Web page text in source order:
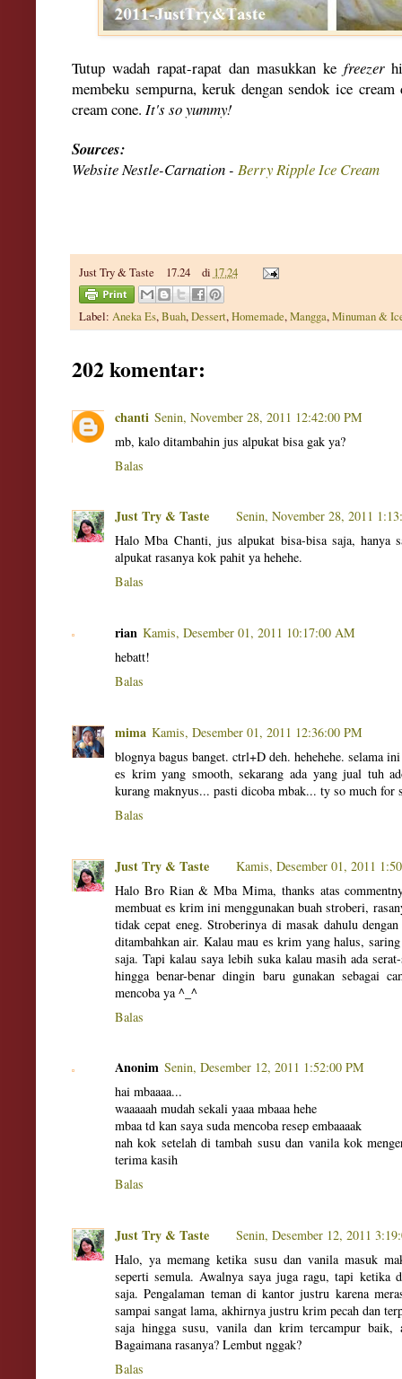
Tutup wadah rapat-rapat dan masukkan ke freezer
membeku sempurna, keruk dengan sendok ice
cream cone. It's so yummy!
Sources:
Website Nestle-Carnation - Berry Ripple Ice Cream
Just Try & Taste 17.24 di 17.24
Label: Aneka Es,Buah,Dessert,Homemade,Mangga,Minuman &
202 komentar:
chanti Senin, November 28, 2011 12:42:00 PM
mb, kalo ditambahin jus alpukat bisa gak ya?
Balas
Just Try & Taste
Senin, November 28, 2011
Halo Mba Chanti, jus alpukat bisa-bisa saja, hanya
alpukat rasanya kok pahit ya hehehe.
Balas
rian Kamis, Desember 01, 2011 10:17:00 AM
hebatt!
Balas
mima Kamis, Desember 01, 2011 12:36:00 PM
blognya bagus banget. ctrl+D deh. hehehehe. selama
es krim yang smooth, sekarang ada yang jual tuh
kurang maknyus... pasti dicoba mbak... ty so much for
Balas
Just Try & Taste
Kamis, Desember 01, 2011
Halo Bro Rian & Mba Mima, thanks atas
membuat es krim ini menggunakan buah stroberi,
tidak cepat eneg. Stroberinya di masak dahulu
ditambahkan air. Kalau mau es krim yang halus,
saja. Tapi kalau saya lebih suka kalau masih ada
hingga benar-benar dingin baru gunakan sebagai
mencoba ya ^_^
Balas
Anonim Senin, Desember 12, 2011 1:52:00 PM
hai mbaaaa...
waaaaah mudah sekali yaaa mbaaa hehe
mbaa td kan saya suda mencoba resep embaaaak
nah kok setelah di tambah susu dan vanila kok
terima kasih
Balas
Just Try & Taste
Senin, Desember 12, 2011
Halo, ya memang ketika susu dan vanila masuk
seperti semula. Awalnya saya juga ragu, tapi ketika
saja. Pengalaman teman di kantor justru karena
sampai sangat lama, akhirnya justru krim pecah dan
saja hingga susu, vanila dan krim tercampur baik,
Bagaimana rasanya? Lembut nggak?
Balas